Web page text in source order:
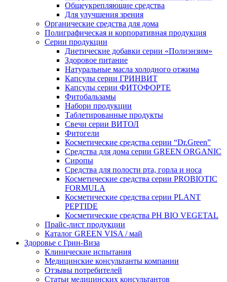
Общеукрепляющие средства
Для улучшения зрения
Органические средства для дома
Полиграфическая и корпоративная продукция
Серии продукции
Диетические добавки серии «Полиэнзим»
Здоровое питание
Натуральные масла холодного отжима
Капсулы серии ГРИНВИТ
Капсулы серии ФИТОФОРТЕ
Фитобальзамы
Набори продукции
Таблетированные продукты
Свечи серии ВИТОЛ
Фитогели
Косметические средства серии “Dr.Green”
Средства для дома серии GREEN ORGANIC
Сиропы
Средства для полости рта, горла и носа
Косметические средства серии PROBIOTIC
FORMULA
Косметические средства серии PLANT
PEPTIDE
Косметические средства PH BIO VEGETAL
Прайс-лист продукции
Каталог GREEN VISA / май
Здоровье с Грин-Виза
Клинические испытания
Медицинские консультанты компании
Отзывы потребителей
Статьи медицинских консультантов